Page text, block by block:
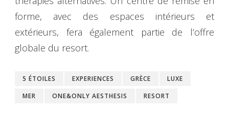
forme, avec des espaces intérieurs et
extérieurs, fera également partie de l’offre
globale du resort.
5 ÉTOILES EXPERIENCES GRÈCE
LUXE
MER
ONE&ONLY AESTHESIS RESORT